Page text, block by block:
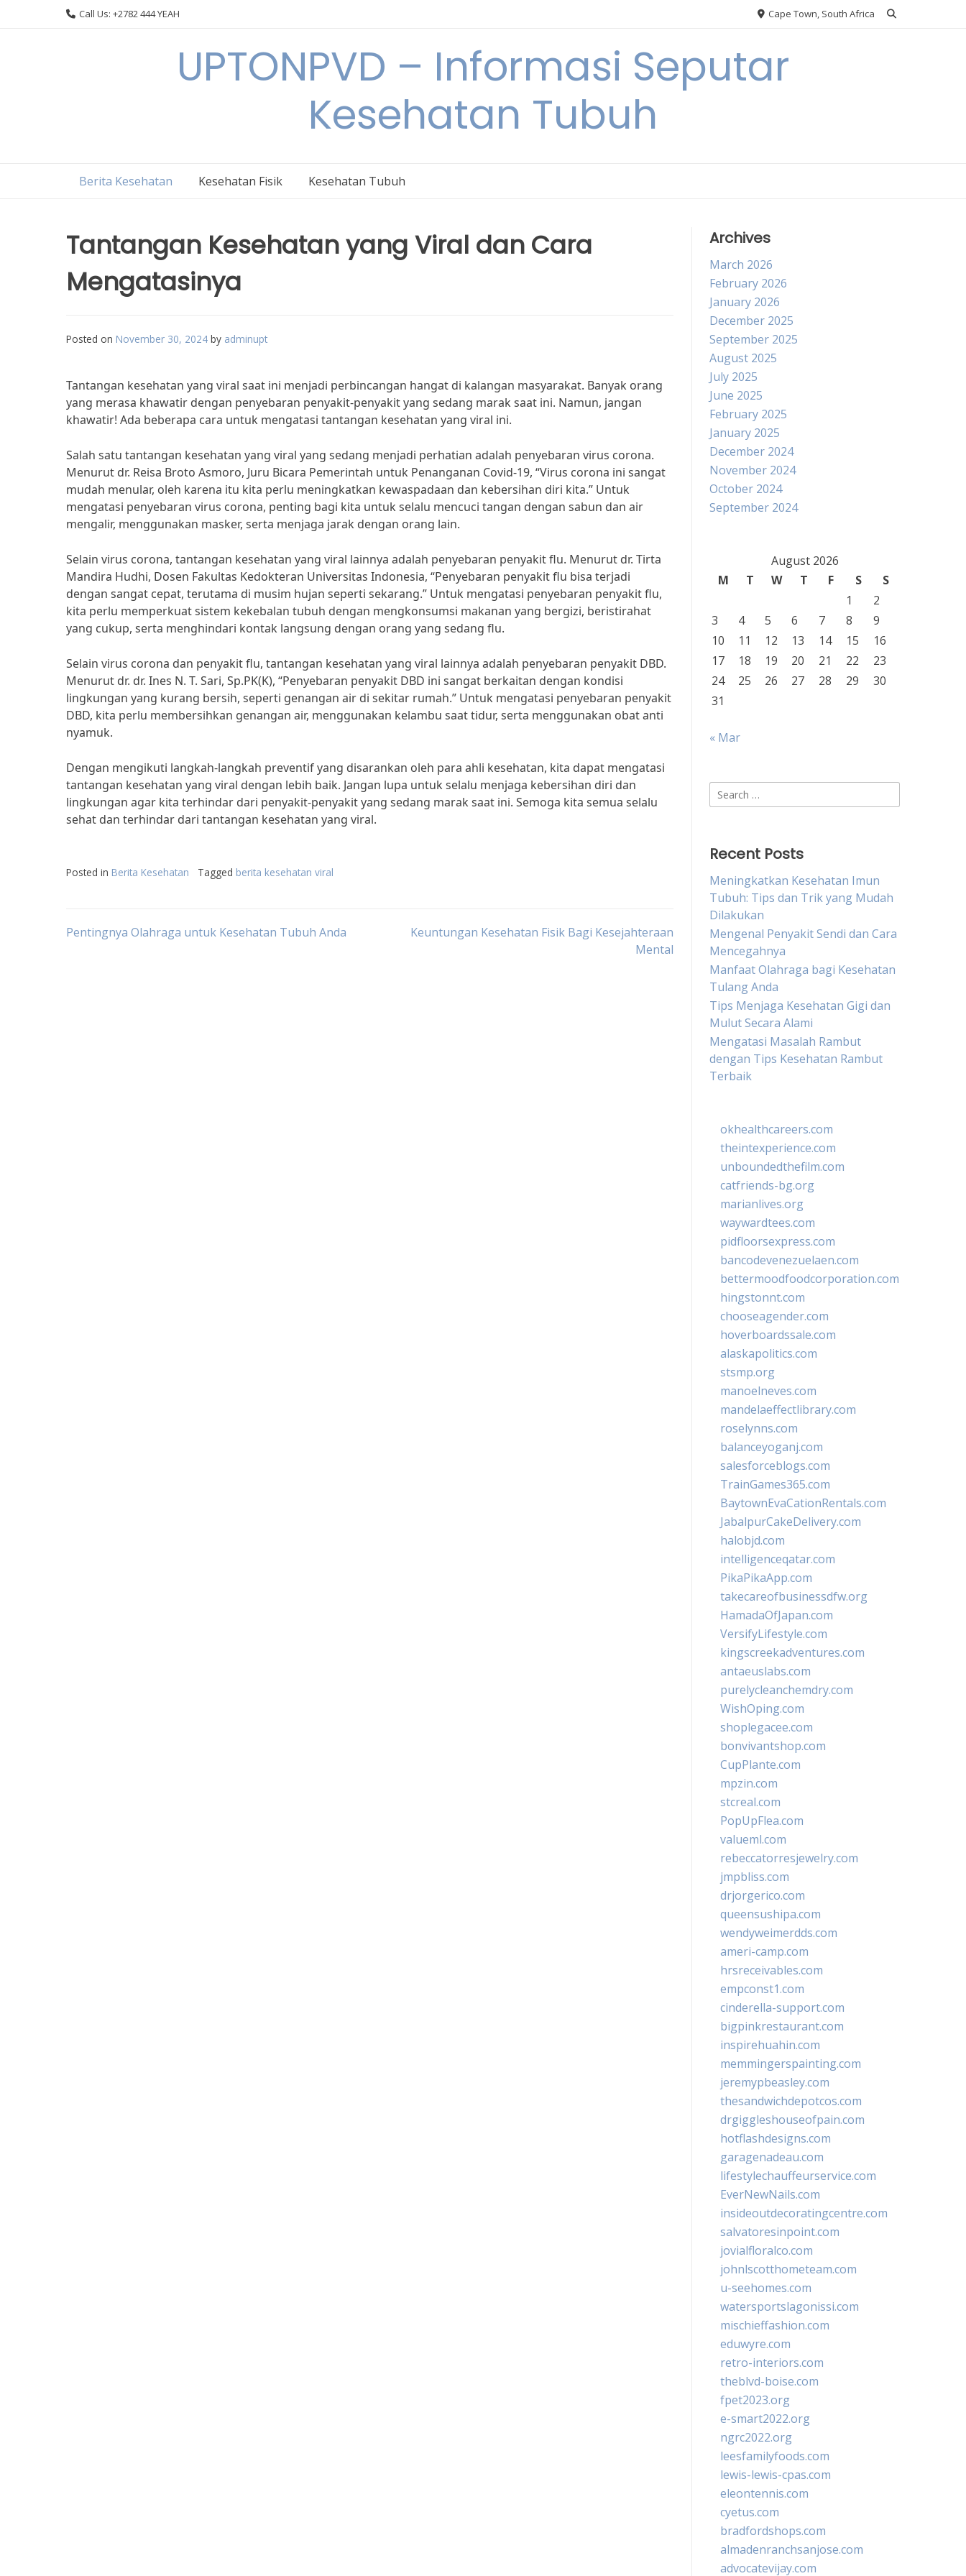
Call Us: +2782 444 YEAH Cape Town, South Africa
UPTONPVD – Informasi Seputar
Kesehatan Tubuh
Berita Kesehatan Kesehatan Fisik Kesehatan Tubuh
Tantangan Kesehatan yang Viral dan Cara
Mengatasinya
Posted on November 30, 2024 by adminupt
Tantangan kesehatan yang viral saat ini menjadi perbincangan hangat di kalangan masyarakat. Banyak orang
yang merasa khawatir dengan penyebaran penyakit-penyakit yang sedang marak saat ini. Namun, jangan
khawatir! Ada beberapa cara untuk mengatasi tantangan kesehatan yang viral ini.
Salah satu tantangan kesehatan yang viral yang sedang menjadi perhatian adalah penyebaran virus corona.
Menurut dr. Reisa Broto Asmoro, Juru Bicara Pemerintah untuk Penanganan Covid-19, “Virus corona ini sangat
mudah menular, oleh karena itu kita perlu meningkatkan kewaspadaan dan kebersihan diri kita.” Untuk
mengatasi penyebaran virus corona, penting bagi kita untuk selalu mencuci tangan dengan sabun dan air
mengalir, menggunakan masker, serta menjaga jarak dengan orang lain.
Selain virus corona, tantangan kesehatan yang viral lainnya adalah penyebaran penyakit flu. Menurut dr. Tirta
Mandira Hudhi, Dosen Fakultas Kedokteran Universitas Indonesia, “Penyebaran penyakit flu bisa terjadi
dengan sangat cepat, terutama di musim hujan seperti sekarang.” Untuk mengatasi penyebaran penyakit flu,
kita perlu memperkuat sistem kekebalan tubuh dengan mengkonsumsi makanan yang bergizi, beristirahat
yang cukup, serta menghindari kontak langsung dengan orang yang sedang flu.
Selain virus corona dan penyakit flu, tantangan kesehatan yang viral lainnya adalah penyebaran penyakit DBD.
Menurut dr. dr. Ines N. T. Sari, Sp.PK(K), “Penyebaran penyakit DBD ini sangat berkaitan dengan kondisi
lingkungan yang kurang bersih, seperti genangan air di sekitar rumah.” Untuk mengatasi penyebaran penyakit
DBD, kita perlu membersihkan genangan air, menggunakan kelambu saat tidur, serta menggunakan obat anti
nyamuk.
Dengan mengikuti langkah-langkah preventif yang disarankan oleh para ahli kesehatan, kita dapat mengatasi
tantangan kesehatan yang viral dengan lebih baik. Jangan lupa untuk selalu menjaga kebersihan diri dan
lingkungan agar kita terhindar dari penyakit-penyakit yang sedang marak saat ini. Semoga kita semua selalu
sehat dan terhindar dari tantangan kesehatan yang viral.
Posted in Berita Kesehatan Tagged berita kesehatan viral
Post
Pentingnya Olahraga untuk Kesehatan Tubuh Anda
Keuntungan Kesehatan Fisik Bagi Kesejahteraan
Mental
Archives
March 2026
February 2026
January 2026
December 2025
September 2025
August 2025
July 2025
June 2025
February 2025
January 2025
December 2024
November 2024
October 2024
September 2024
August 2026
M
T W T F S
S
1
2
3
4 5 6 7 8
9
10
11 12 13 14 15
16
17
18 19 20 21 22
23
24
25 26 27 28 29
30
31
« Mar
Search
for:
Recent Posts
Meningkatkan Kesehatan Imun
Tubuh: Tips dan Trik yang Mudah
Dilakukan
Mengenal Penyakit Sendi dan Cara
Mencegahnya
Manfaat Olahraga bagi Kesehatan
Tulang Anda
Tips Menjaga Kesehatan Gigi dan
Mulut Secara Alami
Mengatasi Masalah Rambut
dengan Tips Kesehatan Rambut
Terbaik
okhealthcareers.com
theintexperience.com
unboundedthefilm.com
catfriends-bg.org
marianlives.org
waywardtees.com
pidfloorsexpress.com
bancodevenezuelaen.com
bettermoodfoodcorporation.com
hingstonnt.com
chooseagender.com
hoverboardssale.com
alaskapolitics.com
stsmp.org
manoelneves.com
mandelaeffectlibrary.com
roselynns.com
balanceyoganj.com
salesforceblogs.com
TrainGames365.com
BaytownEvaCationRentals.com
JabalpurCakeDelivery.com
halobjd.com
intelligenceqatar.com
PikaPikaApp.com
takecareofbusinessdfw.org
HamadaOfJapan.com
VersifyLifestyle.com
kingscreekadventures.com
antaeuslabs.com
purelycleanchemdry.com
WishOping.com
shoplegacee.com
bonvivantshop.com
CupPlante.com
mpzin.com
stcreal.com
PopUpFlea.com
valueml.com
rebeccatorresjewelry.com
jmpbliss.com
drjorgerico.com
queensushipa.com
wendyweimerdds.com
ameri-camp.com
hrsreceivables.com
empconst1.com
cinderella-support.com
bigpinkrestaurant.com
inspirehuahin.com
memmingerspainting.com
jeremypbeasley.com
thesandwichdepotcos.com
drgiggleshouseofpain.com
hotflashdesigns.com
garagenadeau.com
lifestylechauffeurservice.com
EverNewNails.com
insideoutdecoratingcentre.com
salvatoresinpoint.com
jovialfloralco.com
johnlscotthometeam.com
u-seehomes.com
watersportslagonissi.com
mischieffashion.com
eduwyre.com
retro-interiors.com
theblvd-boise.com
fpet2023.org
e-smart2022.org
ngrc2022.org
leesfamilyfoods.com
lewis-lewis-cpas.com
eleontennis.com
cyetus.com
bradfordshops.com
almadenranchsanjose.com
advocatevijay.com